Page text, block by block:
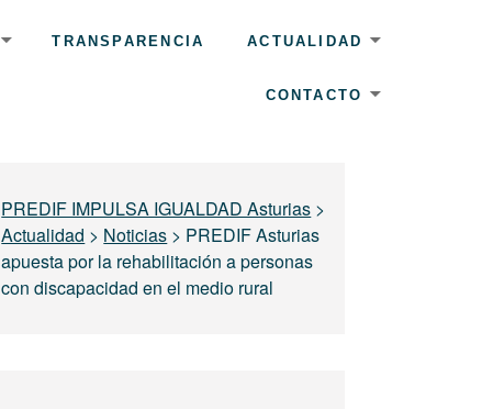
TRANSPARENCIA ACTUALIDAD
CONTACTO
PREDIF IMPULSA IGUALDAD Asturias >
Actualidad > Noticias > PREDIF Asturias
apuesta por la rehabilitación a personas
con discapacidad en el medio rural